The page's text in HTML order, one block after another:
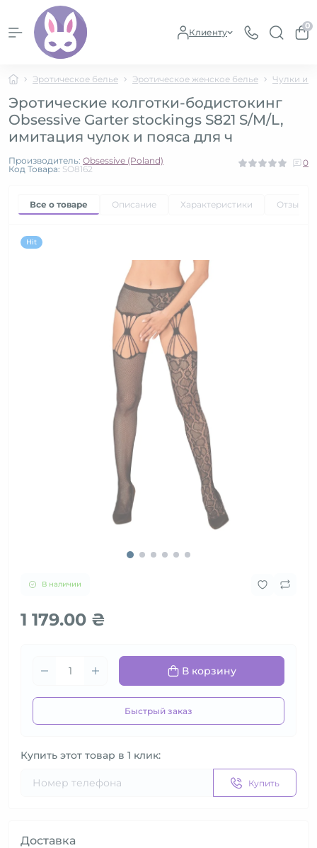
Клиенту
0
Эротическое белье Эротическое женское белье Чулки и
Эротические колготки-бодистокинг
Obsessive Garter stockings S821 S/M/L,
имитация чулок и пояса для ч
Производитель: Obsessive (Poland)
Код Товара: SO8162
0
Все о товаре Описание Характеристики Отзывы
Hit
В наличии
1 179.00 ₴
В корзину
Быстрый заказ
Купить этот товар в 1 клик:
Купить
Доставка